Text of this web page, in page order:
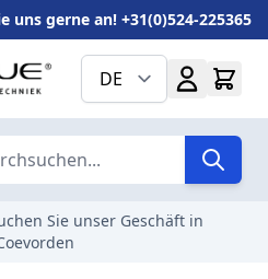
uns gerne an! +31(0)524-225365
DE
Sie unser Geschäft in